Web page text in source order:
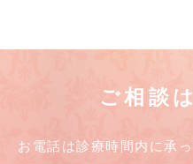
ご相談
お電話は診療時間内に承っ